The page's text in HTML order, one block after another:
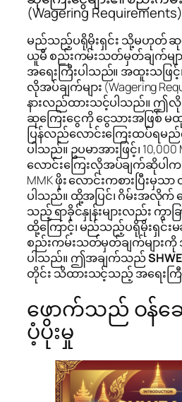
(Wagering Requirements)
မည်သည့်ပရိုမိုးရှင်း သို့မဟုတ်
ယူမီ စည်းကမ်းသတ်မှတ်ချက်မျ
အရေးကြီးပါသည်။ အထူးသဖြင့်
လိုအပ်ချက်များ (Wagering
နားလည်ထားသင့်ပါသည်။ ဤလို
ဆုကြေးငွေကို ငွေသားအဖြစ်
ပြန်လည်လောင်းကြေးထပ်ရမည်ကို
ပါသည်။ ဥပမာအားဖြင့်၊
လောင်းကြေးလိုအပ်ချက်ဆိုပါ
MMK ဖိုး လောင်းကစားပြီးမှ
ပါသည်။ ထို့အပြင်၊ ဂိမ်းအလိုက်
သည့် ရာခိုင်နှုန်းများလည်း ကွာခ
ထို့ကြောင့်၊ မည်သည့်ပရိုမိုးရှင်း
စည်းကမ်းသတ်မှတ်ချက်များကို
ပါသည်။ ဤအချက်သည်
တိုင်း သိထားသင့်သည့် အရေးကြီ
ဖောက်သည် ဝန်ဆ
ပံ့ပိုးမှု